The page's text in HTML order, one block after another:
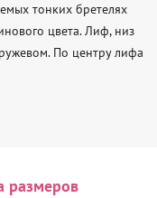
тонких бретелях
цвета. Лиф, низ
По центру лифа
размеров